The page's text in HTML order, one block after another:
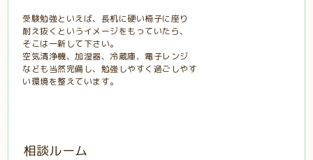
受験勉強といえば、長机に硬い椅子に座り
耐え抜くというイメージをもっていたら、
そこは一新して下さい。
空気清浄機、加湿器、冷蔵庫、電子レンジ
なども当然完備し、勉強しやすく過ごしやす
い環境を整えています。
相談ルーム